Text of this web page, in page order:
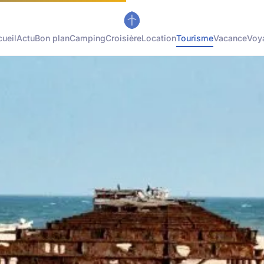
ActuBon planCampingCroisièreLocationTourismeVacance